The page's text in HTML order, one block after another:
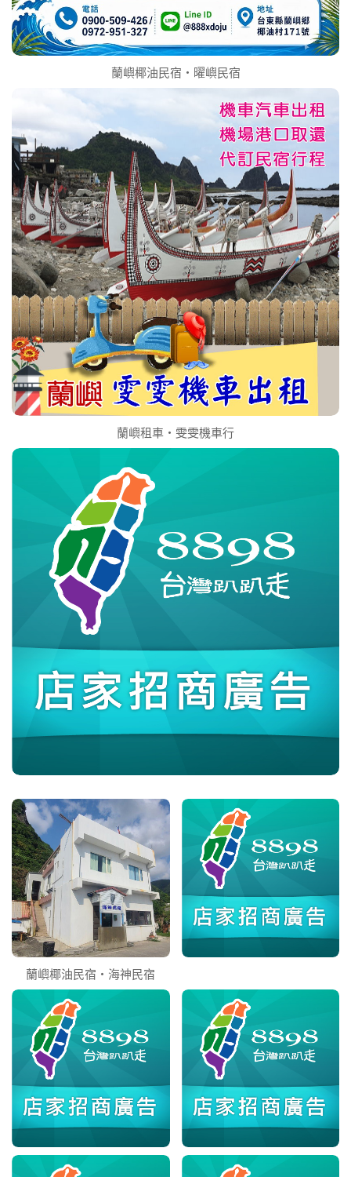
蘭嶼椰油民宿‧曜嶼民宿
蘭嶼租車‧雯雯機車行
蘭嶼椰油民宿‧海神民宿